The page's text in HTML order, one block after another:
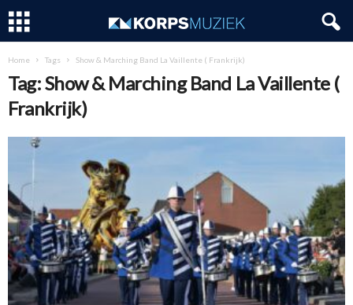
Home Tags Show & Marching Band La Vaillente ( Frankrijk)
Tag: Show & Marching Band La Vaillente (
Frankrijk)